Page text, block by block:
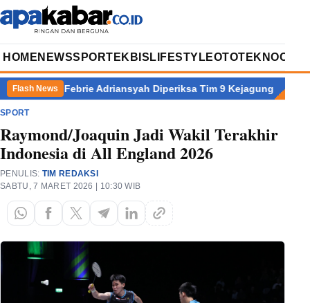
HOME NEWSSPORT EKBIS LIFESTYLEOTOTEKNOOPINI
Flash News
Febrie Adriansyah Diperiksa Tim 9 Kejagung Paradoks
SPORT
Raymond/Joaquin Jadi Wakil Terakhir
Indonesia di All England 2026
PENULIS: TIM REDAKSI
SABTU, 7 MARET 2026 | 10:30 WIB